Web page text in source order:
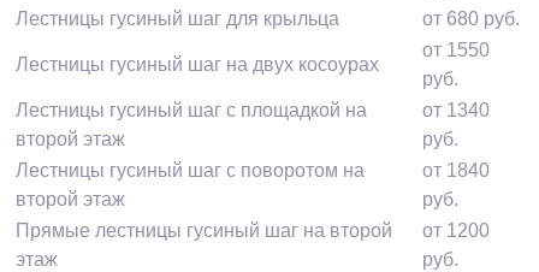
Лестницы гусиный шаг для крыльца
от 680 руб.
Лестницы гусиный шаг на двух косоурах
от 1550
руб.
Лестницы гусиный шаг с площадкой на
второй этаж
от 1340
руб.
Лестницы гусиный шаг с поворотом на
второй этаж
от 1840
руб.
Прямые лестницы гусиный шаг на второй
этаж
от 1200
руб.